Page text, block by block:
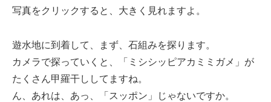
写真をクリックすると、大きく見れますよ。
遊水地に到着して、まず、石組みを探ります。
カメラで探っていくと、「ミシシッピアカミミガメ」が
たくさん甲羅干ししてますね。
ん、あれは、あっ、「スッポン」じゃないですか。